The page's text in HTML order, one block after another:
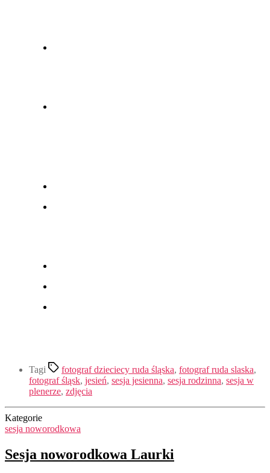
Tagi fotograf dzieciecy ruda śląska, fotograf ruda slaska,
fotograf śląsk, jesień, sesja jesienna, sesja rodzinna, sesja w
plenerze, zdjęcia
Kategorie
sesja noworodkowa
Sesja noworodkowa Laurki